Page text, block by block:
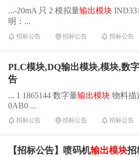
...-20mA 只 2 模拟量输出模块
明：...
招标公告 招标公告 招标公告
PLC模块,DQ输出模块,模块,数
告
... 1 1865144 数字量输出模块物料描
0AB0 ...
招标公告 招标公告 招标公告
【招标公告】喷码机输出模块招